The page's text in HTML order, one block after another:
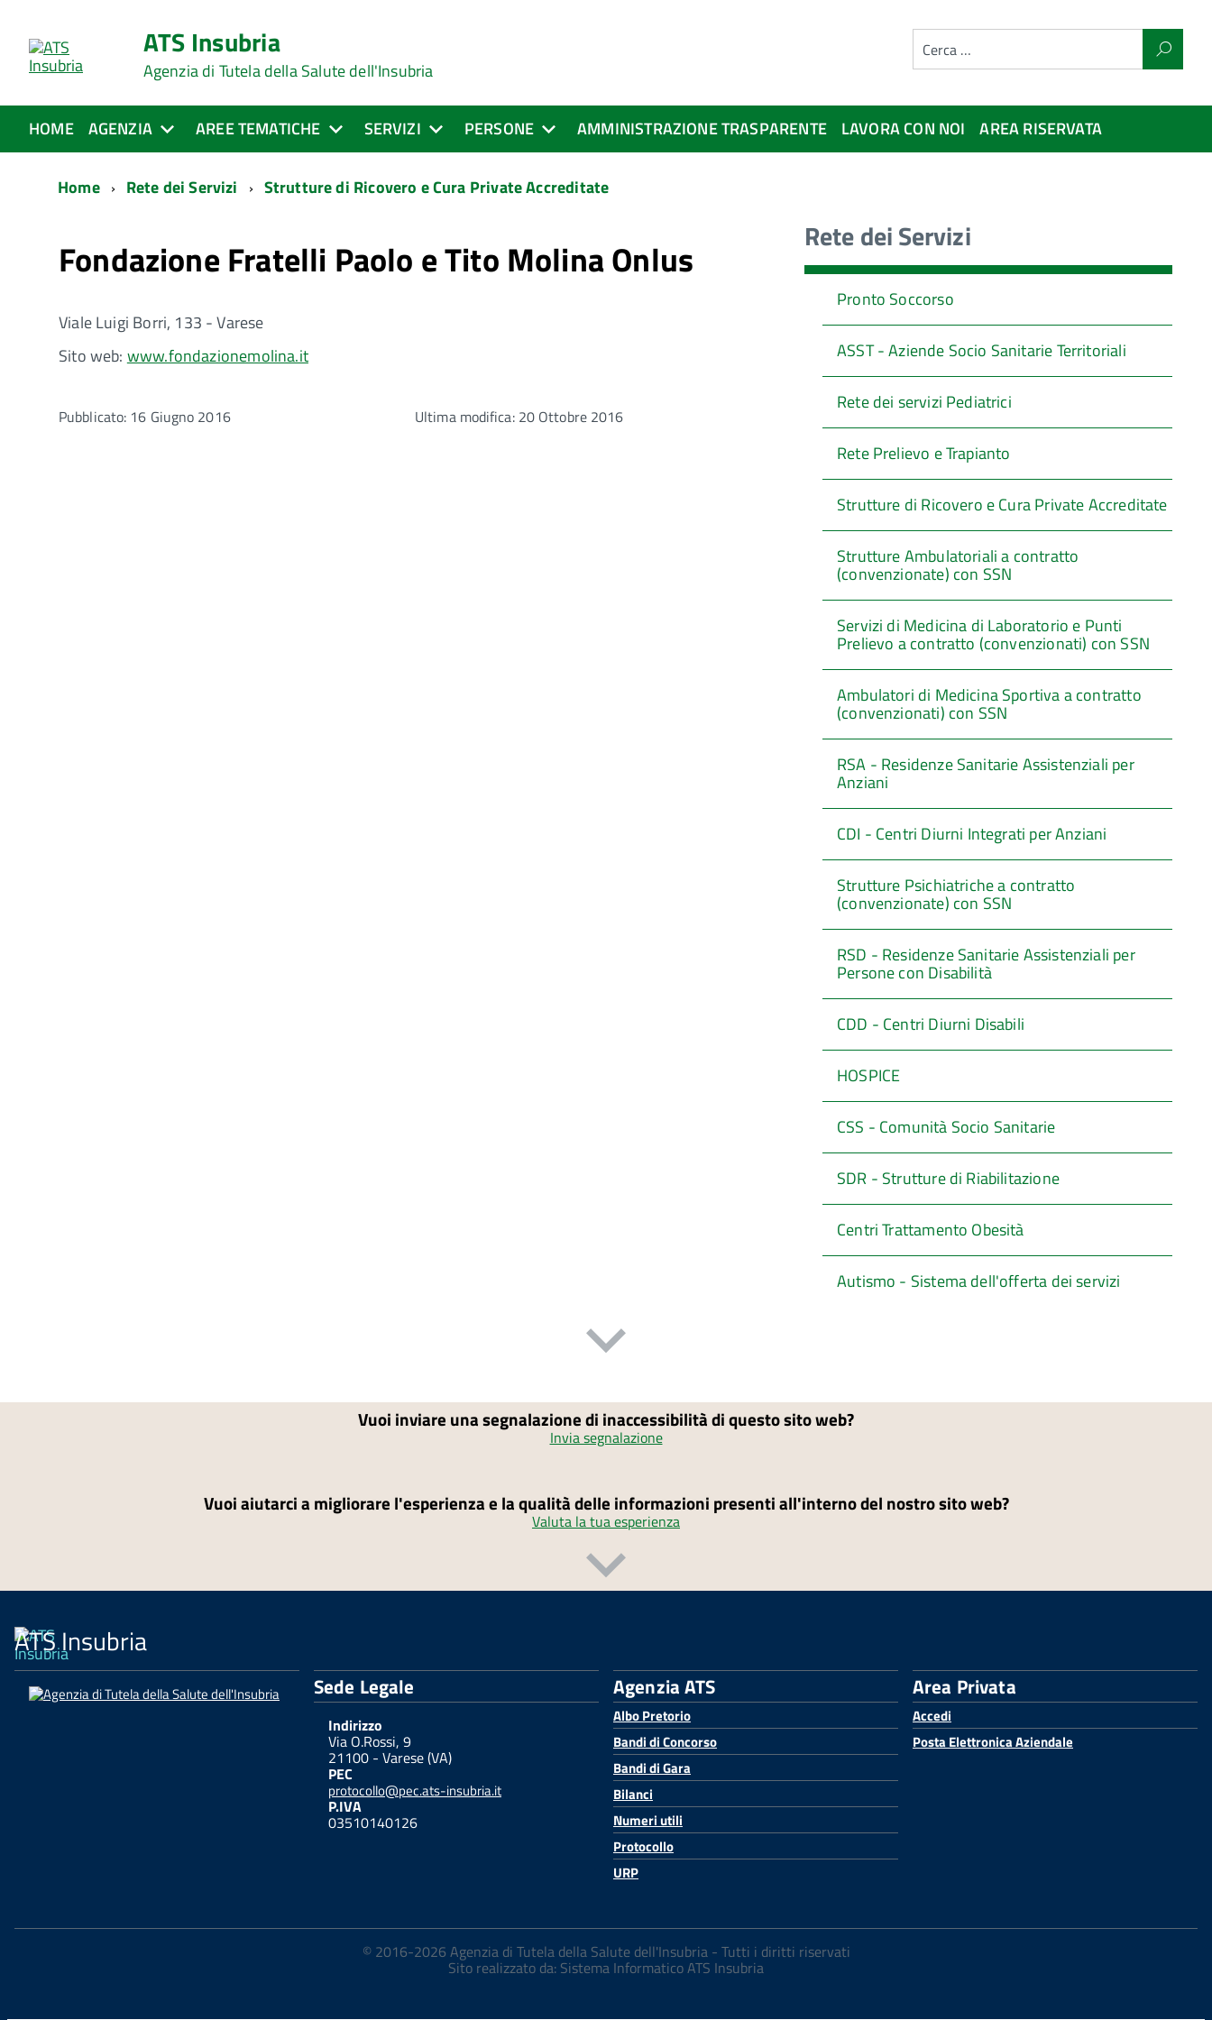
ATS Insubria
Agenzia di Tutela della Salute dell'Insubria
HOME AGENZIA AREE TEMATICHE SERVIZI PERSONE AMMINISTRAZIONE TRASPARENTE LAVORA CON NOI AREA RISERVATA
Home Rete dei Servizi Strutture di Ricovero e Cura Private Accreditate
Fondazione Fratelli Paolo e Tito Molina Onlus
Viale Luigi Borri, 133 - Varese
Sito web: www.fondazionemolina.it
Pubblicato: 16 Giugno 2016 Ultima modifica: 20 Ottobre 2016
Rete dei Servizi
Pronto Soccorso
ASST - Aziende Socio Sanitarie Territoriali
Rete dei servizi Pediatrici
Rete Prelievo e Trapianto
Strutture di Ricovero e Cura Private Accreditate
Strutture Ambulatoriali a contratto
(convenzionate) con SSN
Servizi di Medicina di Laboratorio e Punti
Prelievo a contratto (convenzionati) con SSN
Ambulatori di Medicina Sportiva a contratto
(convenzionati) con SSN
RSA - Residenze Sanitarie Assistenziali per
Anziani
CDI - Centri Diurni Integrati per Anziani
Strutture Psichiatriche a contratto
(convenzionate) con SSN
RSD - Residenze Sanitarie Assistenziali per
Persone con Disabilità
CDD - Centri Diurni Disabili
HOSPICE
CSS - Comunità Socio Sanitarie
SDR - Strutture di Riabilitazione
Centri Trattamento Obesità
Autismo - Sistema dell'offerta dei servizi
Vuoi inviare una segnalazione di inaccessibilità di questo sito web?
Invia segnalazione
Vuoi aiutarci a migliorare l'esperienza e la qualità delle informazioni presenti all'interno del nostro sito web?
Valuta la tua esperienza
ATS Insubria
Sede Legale
Indirizzo
Via O.Rossi, 9
21100 - Varese (VA)
PEC
protocollo@pec.ats-insubria.it
P.IVA
03510140126
Agenzia ATS
Albo Pretorio
Bandi di Concorso
Bandi di Gara
Bilanci
Numeri utili
Protocollo
URP
Area Privata
Accedi
Posta Elettronica Aziendale
© 2016-2026 Agenzia di Tutela della Salute dell'Insubria - Tutti i diritti riservati
Sito realizzato da: Sistema Informatico ATS Insubria